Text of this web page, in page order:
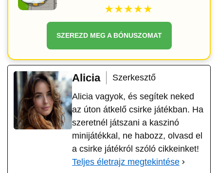
★★★★★
SZEREZD MEG A BÓNUSZOMAT
Alicia
Szerkesztő
Alicia vagyok, és segítek neked
az úton átkelő csirke játékban. Ha
szeretnél játszani a kaszinó
minijátékkal, ne habozz, olvasd el
a csirke játékról szóló cikkeinket!
Teljes életrajz megtekintése